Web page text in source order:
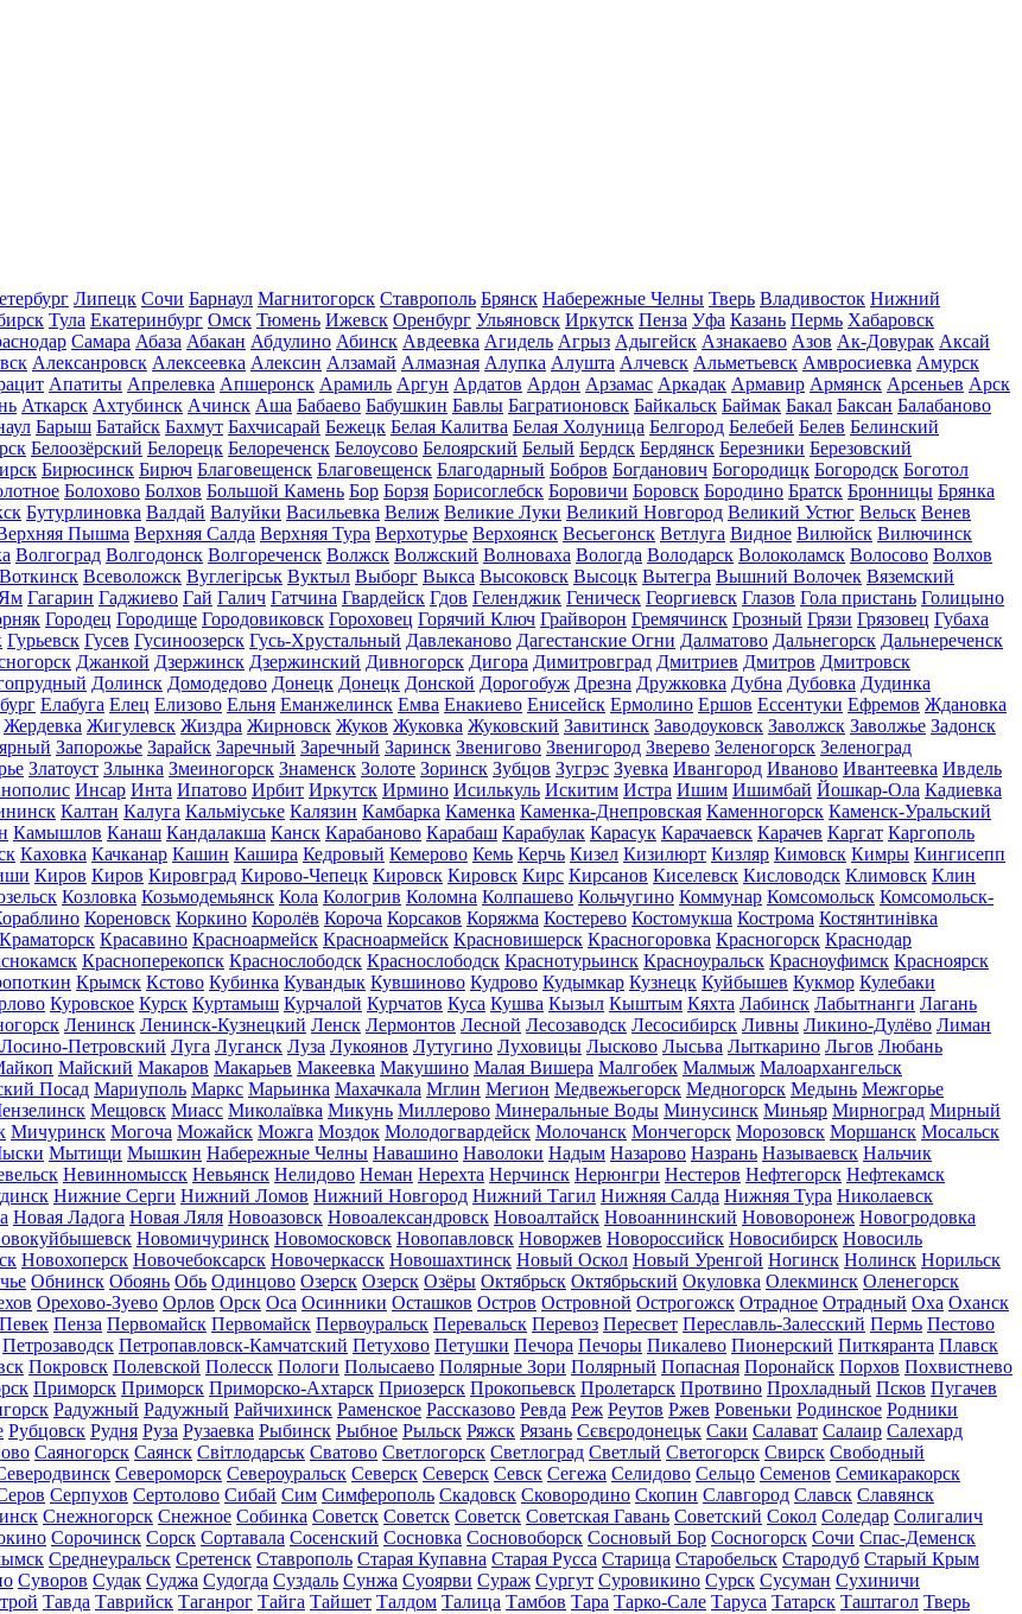
Липецк Сочи Барнаул Магнитогорск Ставрополь Брянск Набережные Челны Тверь Владивосток Нижний
Тула Екатеринбург Омск Тюмень Ижевск Оренбург Ульяновск Иркутск Пенза Уфа Казань Пермь Хабаровск
Самара Абаза Абакан Абдулино Абинск Авдеевка Агидель Агрыз Адыгейск Азнакаево Азов Ак-Довурак Аксай
Алексанровск Алексеевка Алексин Алзамай Алмазная Алупка Алушта Алчевск Альметьевск Амвросиевка Амурск
Апатиты Апрелевка Апшеронск Арамиль Аргун Ардатов Ардон Арзамас Аркадак Армавир Армянск Арсеньев Арск
Аткарск Ахтубинск Ачинск Аша Бабаево Бабушкин Бавлы Багратионовск Байкальск Баймак Бакал Баксан Балабаново
Барыш Батайск Бахмут Бахчисарай Бежецк Белая Калитва Белая Холуница Белгород Белебей Белев Белинский
Белоозёрский Белорецк Белореченск Белоусово Белоярский Белый Бердск Бердянск Березники Березовский
Бирюсинск Бирюч Благовещенск Благовещенск Благодарный Бобров Богданович Богородицк Богородск Боготол
Болохово Болхов Большой Камень Бор Борзя Борисоглебск Боровичи Боровск Бородино Братск Бронницы Брянка
Бутурлиновка Валдай Валуйки Васильевка Велиж Великие Луки Великий Новгород Великий Устюг Вельск Венев
Пышма Верхняя Салда Верхняя Тура Верхотурье Верхоянск Весьегонск Ветлуга Видное Вилюйск Вилючинск
Волгоград Волгодонск Волгореченск Волжск Волжский Волноваха Вологда Володарск Волоколамск Волосово Волхов
Воткинск Всеволожск Вуглегірськ Вуктыл Выборг Выкса Высоковск Высоцк Вытегра Вышний Волочек Вяземский
Гагарин Гаджиево Гай Галич Гатчина Гвардейск Гдов Геленджик Геническ Георгиевск Глазов Гола пристань Голицыно
Городец Городище Городовиковск Гороховец Горячий Ключ Грайворон Гремячинск Грозный Грязи Грязовец Губаха
Гурьевск Гусев Гусиноозерск Гусь-Хрустальный Давлеканово Дагестанские Огни Далматово Дальнегорск Дальнереченск
Джанкой Дзержинск Дзержинский Дивногорск Дигора Димитровград Дмитриев Дмитров Дмитровск
Долинск Домодедово Донецк Донецк Донской Дорогобуж Дрезна Дружковка Дубна Дубовка Дудинка
Елабуга Елец Елизово Ельня Еманжелинск Емва Енакиево Енисейск Ермолино Ершов Ессентуки Ефремов Ждановка
Жердевка Жигулевск Жиздра Жирновск Жуков Жуковка Жуковский Завитинск Заводоуковск Заволжск Заволжье Задонск
Запорожье Зарайск Заречный Заречный Заринск Звенигово Звенигород Зверево Зеленогорск Зеленоград
Златоуст Злынка Змеиногорск Знаменск Золоте Зоринск Зубцов Зугрэс Зуевка Ивангород Иваново Ивантеевка Ивдель
Инсар Инта Ипатово Ирбит Иркутск Ирмино Исилькуль Искитим Истра Ишим Ишимбай Йошкар-Ола Кадиевка
Калтан Калуга Кальміуське Калязин Камбарка Каменка Каменка-Днепровская Каменногорск Каменск-Уральский
Камышлов Канаш Кандалакша Канск Карабаново Карабаш Карабулак Карасук Карачаевск Карачев Каргат Каргополь
Каховка Качканар Кашин Кашира Кедровый Кемерово Кемь Керчь Кизел Кизилюрт Кизляр Кимовск Кимры Кингисепп
Киров Киров Кировград Кирово-Чепецк Кировск Кировск Кирс Кирсанов Киселевск Кисловодск Климовск Клин
Козловка Козьмодемьянск Кола Кологрив Коломна Колпашево Кольчугино Коммунар Комсомольск Комсомольск-
Кореновск Коркино Королёв Короча Корсаков Коряжма Костерево Костомукша Кострома Костянтинівка
Краматорск Красавино Красноармейск Красноармейск Красновишерск Красногоровка Красногорск Краснодар
Красноперекопск Краснослободск Краснослободск Краснотурьинск Красноуральск Красноуфимск Красноярск
Крымск Кстово Кубинка Кувандык Кувшиново Кудрово Кудымкар Кузнецк Куйбышев Кукмор Кулебаки
Куровское Курск Куртамыш Курчалой Курчатов Куса Кушва Кызыл Кыштым Кяхта Лабинск Лабытнанги Лагань
Ленинск Ленинск-Кузнецкий Ленск Лермонтов Лесной Лесозаводск Лесосибирск Ливны Ликино-Дулёво Лиман
Лосино-Петровский Луга Луганск Луза Лукоянов Лутугино Луховицы Лысково Лысьва Лыткарино Льгов Любань
Майский Макаров Макарьев Макеевка Макушино Малая Вишера Малгобек Малмыж Малоархангельск
Посад Мариуполь Маркс Марьинка Махачкала Мглин Мегион Медвежьегорск Медногорск Медынь Межгорье
Мещовск Миасс Миколаївка Микунь Миллерово Минеральные Воды Минусинск Миньяр Мирноград Мирный
Мичуринск Могоча Можайск Можга Моздок Молодогвардейск Молочанск Мончегорск Морозовск Моршанск Мосальск
Мытищи Мышкин Набережные Челны Навашино Наволоки Надым Назарово Назрань Называевск Нальчик
Невинномысск Невьянск Нелидово Неман Нерехта Нерчинск Нерюнгри Нестеров Нефтегорск Нефтекамск
Нижние Серги Нижний Ломов Нижний Новгород Нижний Тагил Нижняя Салда Нижняя Тура Николаевск
Новая Ладога Новая Ляля Новоазовск Новоалександровск Новоалтайск Новоаннинский Нововоронеж Новогродовка
Новомичуринск Новомосковск Новопавловск Новоржев Новороссийск Новосибирск Новосиль
Новохоперск Новочебоксарск Новочеркасск Новошахтинск Новый Оскол Новый Уренгой Ногинск Нолинск Норильск
Обнинск Обоянь Обь Одинцово Озерск Озерск Озёры Октябрьск Октябрьский Окуловка Олекминск Оленегорск
Орехово-Зуево Орлов Орск Оса Осинники Осташков Остров Островной Острогожск Отрадное Отрадный Оха Оханск
Певек Пенза Первомайск Первомайск Первоуральск Перевальск Перевоз Пересвет Переславль-Залесский Пермь Пестово
Петрозаводск Петропавловск-Камчатский Петухово Петушки Печора Печоры Пикалево Пионерский Питкяранта Плавск
Покровск Полевской Полесск Пологи Полысаево Полярные Зори Полярный Попасная Поронайск Порхов Похвистнево
Приморск Приморск Приморско-Ахтарск Приозерск Прокопьевск Пролетарск Протвино Прохладный Псков Пугачев
Радужный Радужный Райчихинск Раменское Рассказово Ревда Реж Реутов Ржев Ровеньки Родинское Родники
Рубцовск Рудня Руза Рузаевка Рыбинск Рыбное Рыльск Ряжск Рязань Сєвєродонецьк Саки Салават Салаир Салехард
Саяногорск Саянск Світлодарськ Сватово Светлогорск Светлоград Светлый Светогорск Свирск Свободный
Североморск Североуральск Северск Северск Севск Сегежа Селидово Сельцо Семенов Семикаракорск
Серпухов Сертолово Сибай Сим Симферополь Скадовск Сковородино Скопин Славгород Славск Славянск
Снежногорск Снежное Собинка Советск Советск Советск Советская Гавань Советский Сокол Соледар Солигалич
Сорочинск Сорск Сортавала Сосенский Сосновка Сосновоборск Сосновый Бор Сосногорск Сочи Спас-Деменск
Среднеуральск Сретенск Ставрополь Старая Купавна Старая Русса Старица Старобельск Стародуб Старый Крым
Суворов Судак Суджа Судогда Суздаль Сунжа Суоярви Сураж Сургут Суровикино Сурск Сусуман Сухиничи
Тавда Таврийск Таганрог Тайга Тайшет Талдом Талица Тамбов Тара Тарко-Сале Таруса Татарск Таштагол Тверь